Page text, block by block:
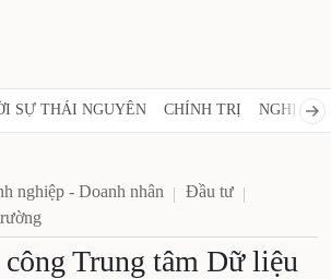
SỰ THÁI NGUYÊN CHÍNH TRỊ NGHỊ
nghiệp - Doanh nhân
Đầu tư
Trung tâm Dữ liệu